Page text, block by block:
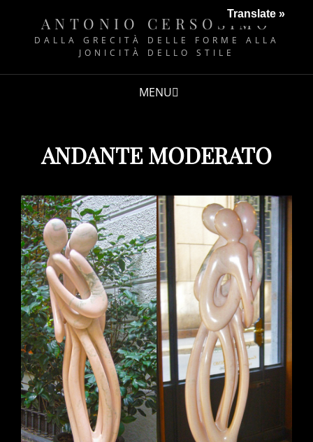
ANTONIO CERSOSIMO
DALLA GRECITÀ DELLE FORME ALLA
JONICITÀ DELLO STILE
MENU
ANDANTE MODERATO
Translate »